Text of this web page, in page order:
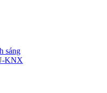
sáng
KNX